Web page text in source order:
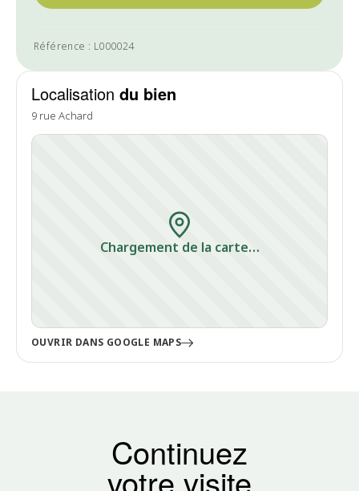
Référence : L000024
Localisation du bien
9 rue Achard
Chargement de la carte…
OUVRIR DANS GOOGLE MAPS
Continuez
votre visite